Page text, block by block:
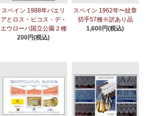
スペイン 1988年パエリ
アとロス・ピコス・デ・
エウローパ国立公園２種
200円(税込)
スペイン 1962年〜紋章
切手57種※訳あり品
1,600円(税込)